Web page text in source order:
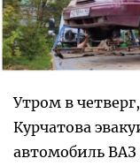
Утром в
Курчатова
автомобиль ВАЗ